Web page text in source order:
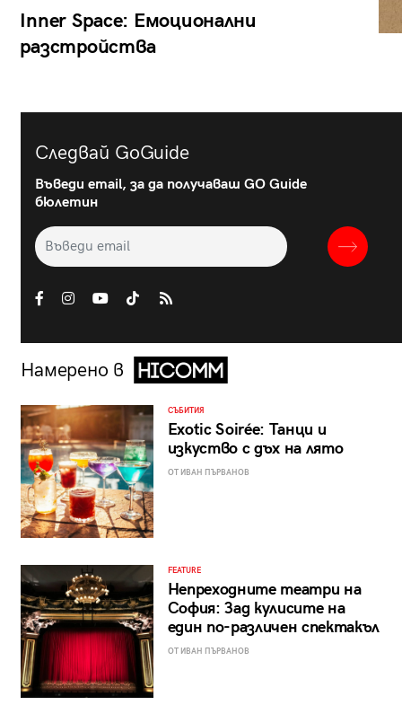
Inner Space: Емоционални
разстройства
Следвай GoGuide
Въведи email, за да получаваш GO Guide
бюлетин
Намерено в
СЪБИТИЯ
Exotic Soirée: Танци и
изкуство с дъх на лято
ОТ ИВАН ПЪРВАНОВ
FEATURE
Непреходните театри на
София: Зад кулисите на
един по-различен спектакъл
ОТ ИВАН ПЪРВАНОВ